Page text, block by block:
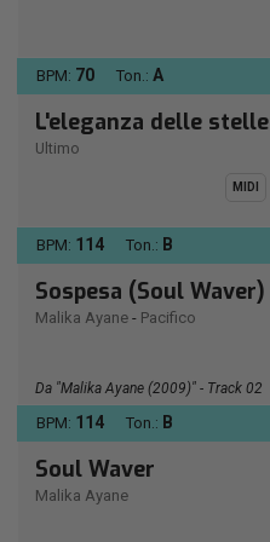
BPM: 70 Ton.: A
L'eleganza delle stelle
Ultimo
MIDI
BPM: 114 Ton.: B
Sospesa (Soul Waver)
Malika Ayane - Pacifico
Da "Malika Ayane (2009)" - Track 02
BPM: 114 Ton.: B
Soul Waver
Malika Ayane